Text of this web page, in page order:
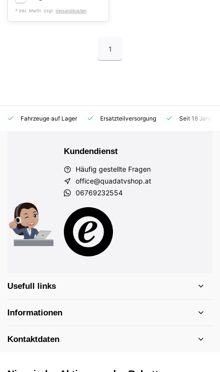
* Inkl. MwSt. zzgl. Versandkosten
1
Fahrzeuge auf Lager Ersatzteilversorgung Seit 18
Kundendienst
Häufig gestellte Fragen
office@quadatvshop.at
06769232554
Usefull links
Informationen
Kontaktdaten